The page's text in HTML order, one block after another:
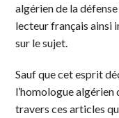
algérien de la
lecteur français ainsi
sur le sujet.
Sauf que cet esprit
l’homologue algérien
travers ces articles